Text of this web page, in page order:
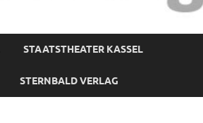
STAATSTHEATER KASSEL
STERNBALD VERLAG